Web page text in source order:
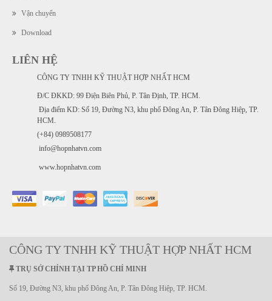
Vận chuyển
Download
LIÊN HỆ
CÔNG TY TNHH KỸ THUẬT HỢP NHẤT HCM
Đ/C ĐKKD: 99 Điện Biên Phủ, P. Tân Định, TP. HCM.
Địa điểm KD: Số 19, Đường N3, khu phố Đông An, P. Tân Đông Hiệp, TP.
HCM.
(+84) 0989508177
info@hopnhatvn.com
www.hopnhatvn.com
CÔNG TY TNHH KỸ THUẬT HỢP NHẤT HCM
TRỤ SỞ CHÍNH TẠI TP HỒ CHÍ MINH
Số 19, Đường N3, khu phố Đông An, P. Tân Đông Hiệp, TP. HCM.